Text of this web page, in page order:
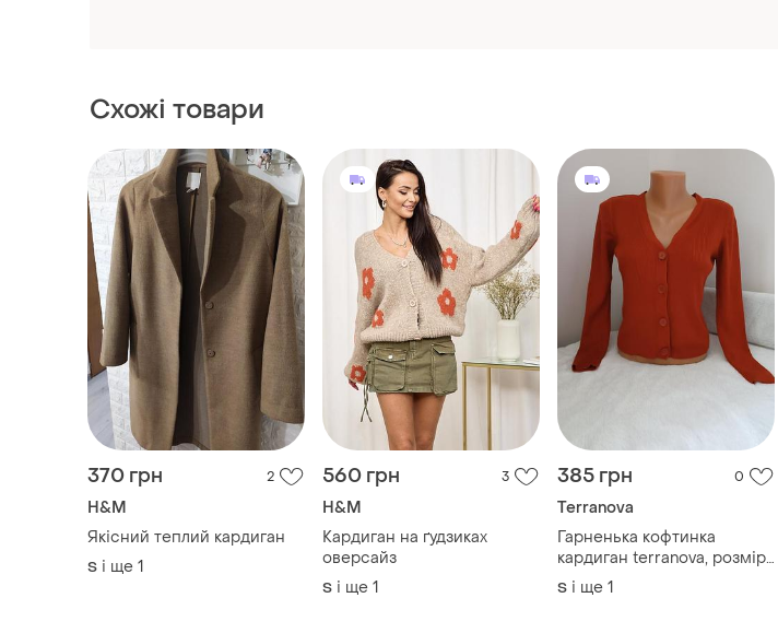
370 грн
H&M
Якісний теплий кардиган
S і ще
560 грн
H&M
Кардиган на ґудзиках
оверсайз
і ще 1
385 грн
Terranova
кардиган terranova, розмір
s/m.і ще 1